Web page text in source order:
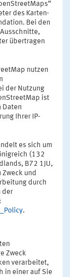
des Karten-
Bei den
übertragen
nutzen
der Nutzung
ist
Daten
Ihrer IP-
es sich um
(132
B72 1JU,
und
durch
der
.
Zweck
verarbeitet,
in einer auf Sie